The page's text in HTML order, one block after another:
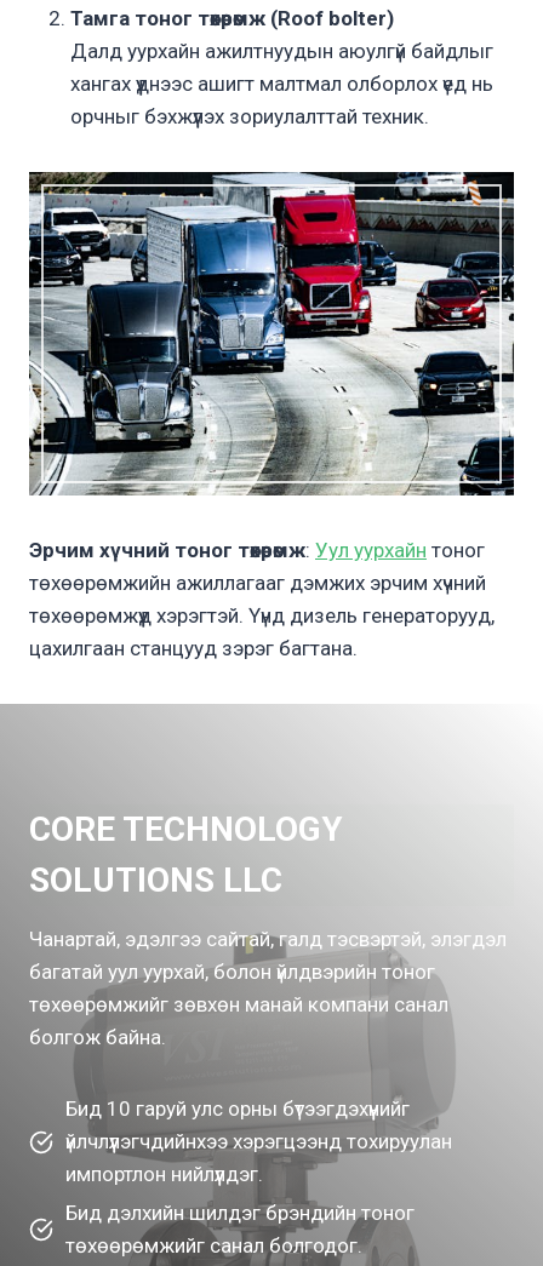
Тамга тоног төхөөрөмж (Roof bolter)
Далд уурхайн ажилтнуудын аюулгүй байдлыг
хангах үүднээс ашигт малтмал олборлох үед нь
орчныг бэхжүүлэх зориулалттай техник.
Эрчим хүчний тоног төхөөрөмж: Уул уурхайн тоног
төхөөрөмжийн ажиллагааг дэмжих эрчим хүчний
төхөөрөмжүүд хэрэгтэй. Үүнд дизель генераторууд,
цахилгаан станцууд зэрэг багтана.
CORE TECHNOLOGY
SOLUTIONS LLC
Чанартай, эдэлгээ сайтай, галд тэсвэртэй, элэгдэл
багатай уул уурхай, болон үйлдвэрийн тоног
төхөөрөмжийг зөвхөн манай компани санал
болгож байна.
Бид 10 гаруй улс орны бүтээгдэхүүнийг
үйлчлүүлэгчдийнхээ хэрэгцээнд тохируулан
импортлон нийлүүлдэг.
Бид дэлхийн шилдэг брэндийн тоног
төхөөрөмжийг санал болгодог.